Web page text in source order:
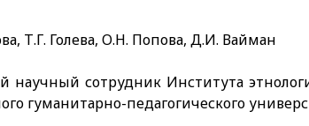
Т.Г. Голева, О.Н. Попова, Д.И. Вайман
научный сотрудник Института
гуманитарно-педагогического